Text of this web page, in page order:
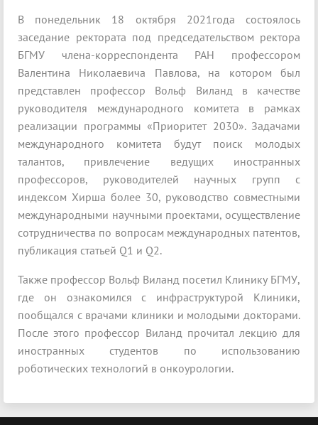
В понедельник 18 октября 2021года состоялось
заседание ректората под председательством ректора
БГМУ члена-корреспондента РАН профессором
Валентина Николаевича Павлова, на котором был
представлен профессор Вольф Виланд в качестве
руководителя международного комитета в рамках
реализации программы «Приоритет 2030». Задачами
международного комитета будут поиск молодых
талантов, привлечение ведущих иностранных
профессоров, руководителей научных групп с
индексом Хирша более 30, руководство совместными
международными научными проектами, осуществление
сотрудничества по вопросам международных патентов,
публикация статьей Q1 и Q2.
Также профессор Вольф Виланд посетил Клинику БГМУ,
где он ознакомился с инфраструктурой Клиники,
пообщался с врачами клиники и молодыми докторами.
После этого профессор Виланд прочитал лекцию для
иностранных студентов по использованию
роботических технологий в онкоурологии.